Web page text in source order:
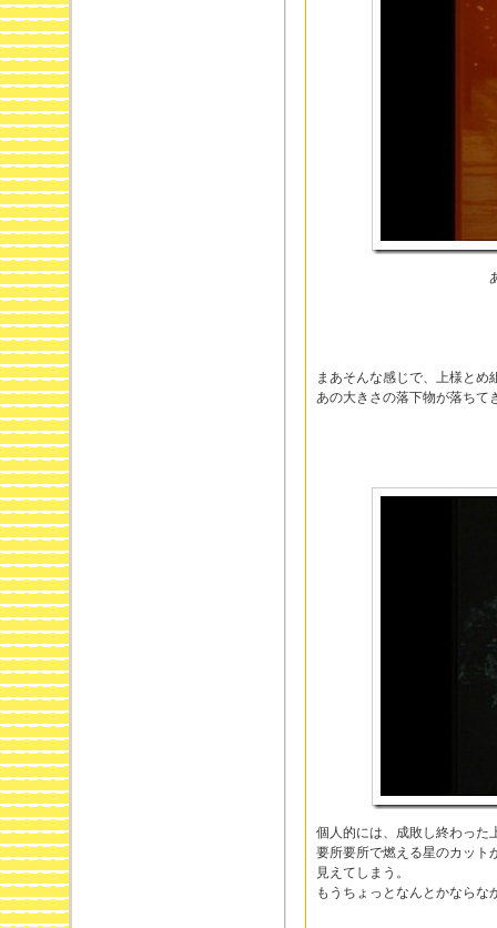
まあそんな感じで、上様と
あの大きさの落下物が落ち
個人的には、成敗し終わった
要所要所で燃える星のカット
見えてしまう。
もうちょっとなんとかなら